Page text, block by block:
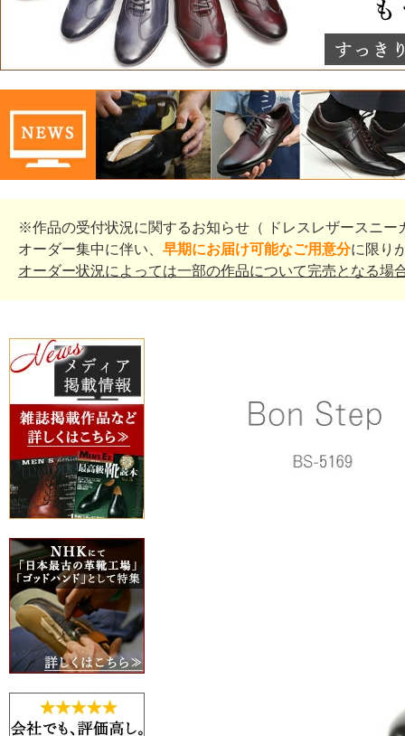
※作品の受付状況に関するお知らせ（ ドレスレザースニー
オーダー集中に伴い、 早期にお届け可能なご用意分に限り
オーダー状況によっては一部の作品について完売となる場